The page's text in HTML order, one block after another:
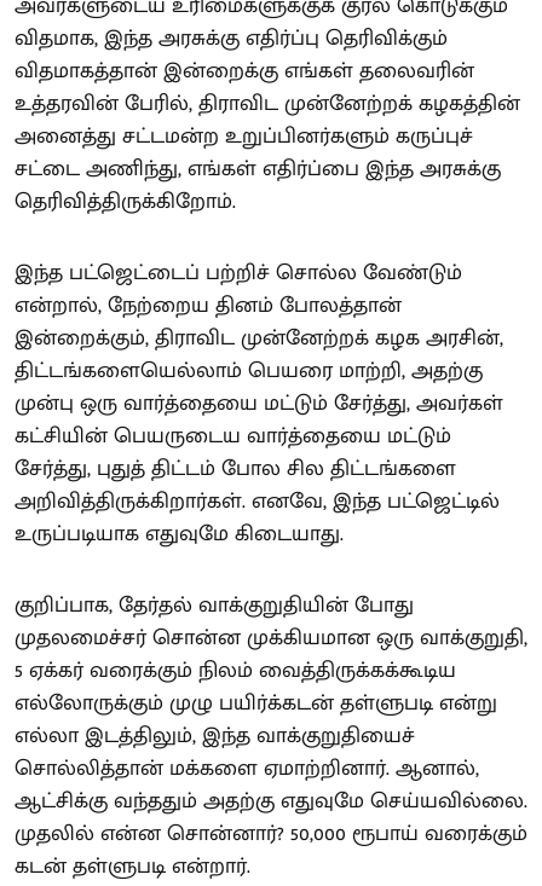
விதமாக, இந்த அரசுக்கு எதிர்ப்பு தெரிவிக்கும்
விதமாகத்தான் இன்றைக்கு எங்கள் தலைவரின்
உத்தரவின் பேரில், திராவிட முன்னேற்றக் கழகத்தின்
அனைத்து சட்டமன்ற உறுப்பினர்களும் கருப்புச்
சட்டை அணிந்து, எங்கள் எதிர்ப்பை இந்த அரசுக்கு
தெரிவித்திருக்கிறோம்.
இந்த பட்ஜெட்டைப் பற்றிச் சொல்ல வேண்டும்
என்றால், நேற்றைய தினம் போலத்தான்
இன்றைக்கும், திராவிட முன்னேற்றக் கழக அரசின்,
திட்டங்களையெல்லாம் பெயரை மாற்றி, அதற்கு
முன்பு ஒரு வார்த்தையை மட்டும் சேர்த்து, அவர்கள்
கட்சியின் பெயருடைய வார்த்தையை மட்டும்
சேர்த்து, புதுத் திட்டம் போல சில திட்டங்களை
அறிவித்திருக்கிறார்கள். எனவே, இந்த பட்ஜெட்டில்
உருப்படியாக எதுவுமே கிடையாது.
குறிப்பாக, தேர்தல் வாக்குறுதியின் போது
முதலமைச்சர் சொன்ன முக்கியமான ஒரு வாக்குறுதி,
5 ஏக்கர் வரைக்கும் நிலம் வைத்திருக்கக்கூடிய
எல்லோருக்கும் முழு பயிர்க்கடன் தள்ளுபடி என்று
எல்லா இடத்திலும், இந்த வாக்குறுதியைச்
சொல்லித்தான் மக்களை ஏமாற்றினார். ஆனால்,
ஆட்சிக்கு வந்ததும் அதற்கு எதுவுமே செய்யவில்லை.
முதலில் என்ன சொன்னார்? 50,000 ரூபாய் வரைக்கும்
கடன் தள்ளுபடி என்றார்.